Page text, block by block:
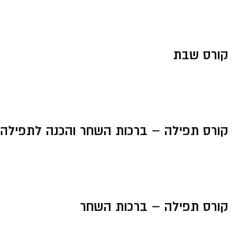
קורס שבת
קורס תפילה – ברכות השחר והכנה לתפילה
קורס תפילה – ברכות השחר